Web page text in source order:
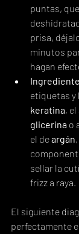
puntas,
prisa,
minutos
hagan
etiquetas y
keratina, el
glicerina o
el de argán,
sellar la
frizz a raya.
El siguiente
perfectamente